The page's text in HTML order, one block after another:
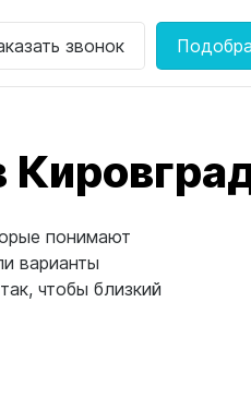
звонок
понимают
варианты
чтобы близкий